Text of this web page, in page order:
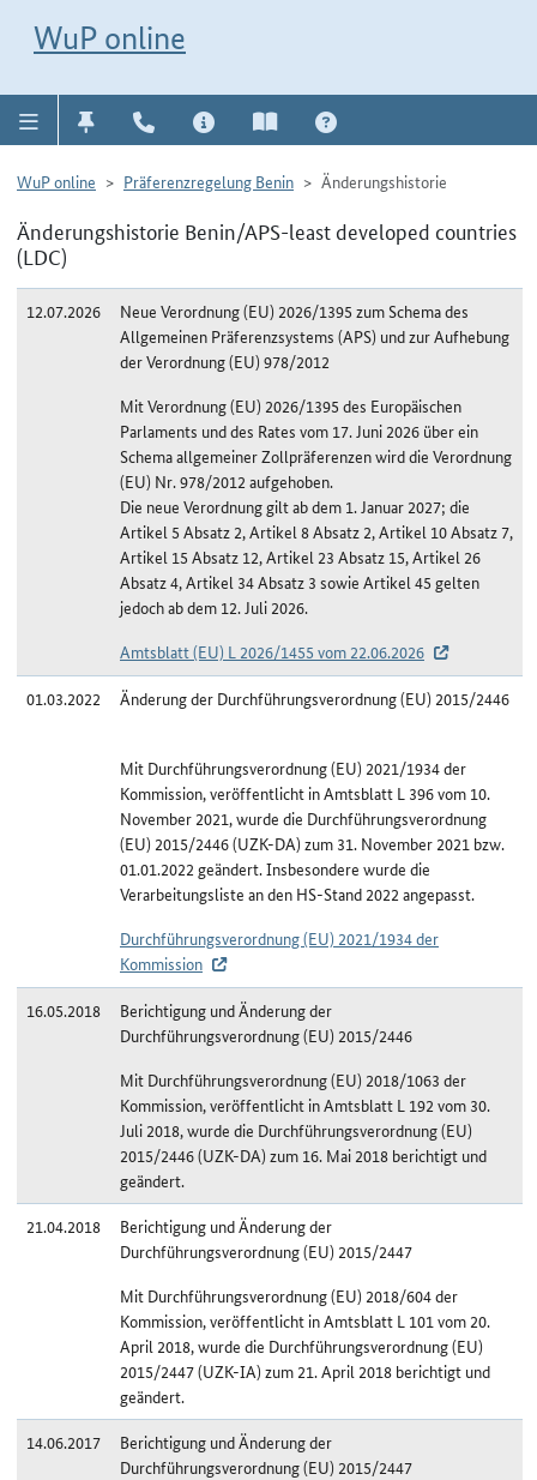
WuP online
WuP online Präferenzregelung Benin Änderungshistorie
Änderungshistorie Benin/APS-least developed countries
(LDC)
12.07.2026
Neue Verordnung (EU) 2026/1395 zum Schema des
Allgemeinen Präferenzsystems (APS) und zur Aufhebung
der Verordnung (EU) 978/2012
Mit Verordnung (EU) 2026/1395 des Europäischen
Parlaments und des Rates vom 17. Juni 2026 über ein
Schema allgemeiner Zollpräferenzen wird die Verordnung
(EU) Nr. 978/2012 aufgehoben.
Die neue Verordnung gilt ab dem 1. Januar 2027; die
Artikel 5 Absatz 2, Artikel 8 Absatz 2, Artikel 10 Absatz 7,
Artikel 15 Absatz 12, Artikel 23 Absatz 15, Artikel 26
Absatz 4, Artikel 34 Absatz 3 sowie Artikel 45 gelten
jedoch ab dem 12. Juli 2026.
Amtsblatt (EU) L 2026/1455 vom 22.06.2026
01.03.2022
Änderung der Durchführungsverordnung (EU) 2015/2446
Mit Durchführungsverordnung (EU) 2021/1934 der
Kommission, veröffentlicht in Amtsblatt L 396 vom 10.
November 2021, wurde die Durchführungsverordnung
(EU) 2015/2446 (UZK-DA) zum 31. November 2021 bzw.
01.01.2022 geändert. Insbesondere wurde die
Verarbeitungsliste an den HS-Stand 2022 angepasst.
Durchführungsverordnung (EU) 2021/1934 der
Kommission
16.05.2018
Berichtigung und Änderung der
Durchführungsverordnung (EU) 2015/2446
Mit Durchführungsverordnung (EU) 2018/1063 der
Kommission, veröffentlicht in Amtsblatt L 192 vom 30.
Juli 2018, wurde die Durchführungsverordnung (EU)
2015/2446 (UZK-DA) zum 16. Mai 2018 berichtigt und
geändert.
21.04.2018
Berichtigung und Änderung der
Durchführungsverordnung (EU) 2015/2447
Mit Durchführungsverordnung (EU) 2018/604 der
Kommission, veröffentlicht in Amtsblatt L 101 vom 20.
April 2018, wurde die Durchführungsverordnung (EU)
2015/2447 (UZK-IA) zum 21. April 2018 berichtigt und
geändert.
14.06.2017
Berichtigung und Änderung der
Durchführungsverordnung (EU) 2015/2447